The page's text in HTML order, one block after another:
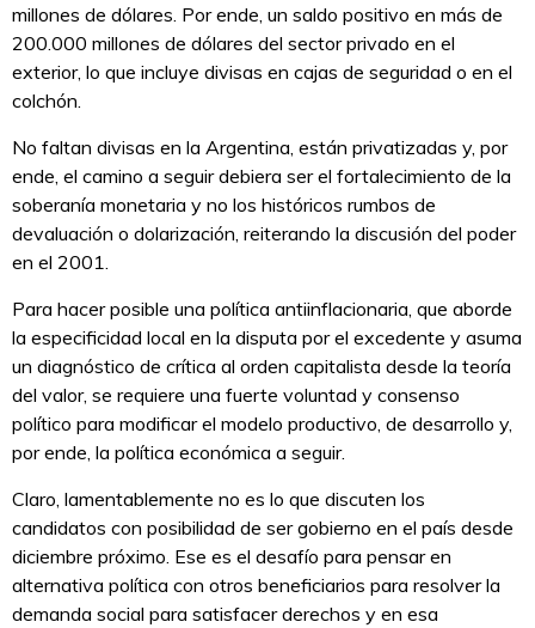
millones de dólares. Por ende, un saldo positivo en más de
200.000 millones de dólares del sector privado en el
exterior, lo que incluye divisas en cajas de seguridad o en el
colchón.
No faltan divisas en la Argentina, están privatizadas y, por
ende, el camino a seguir debiera ser el fortalecimiento de la
soberanía monetaria y no los históricos rumbos de
devaluación o dolarización, reiterando la discusión del poder
en el 2001.
Para hacer posible una política antiinflacionaria, que aborde
la especificidad local en la disputa por el excedente y asuma
un diagnóstico de crítica al orden capitalista desde la teoría
del valor, se requiere una fuerte voluntad y consenso
político para modificar el modelo productivo, de desarrollo y,
por ende, la política económica a seguir.
Claro, lamentablemente no es lo que discuten los
candidatos con posibilidad de ser gobierno en el país desde
diciembre próximo. Ese es el desafío para pensar en
alternativa política con otros beneficiarios para resolver la
demanda social para satisfacer derechos y en esa